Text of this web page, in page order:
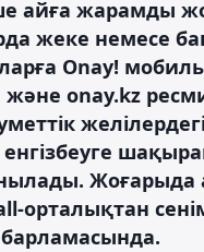
айға жарамды
жеке немесе
Onay!
onay.kz
Жоғарыда
орталықтан